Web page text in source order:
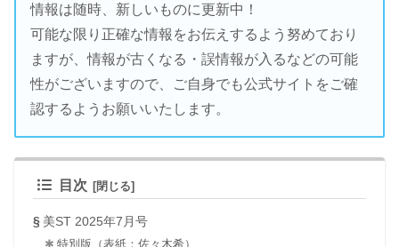
情報は随時、新しいものに更新中！
可能な限り正確な情報をお伝えするよう努めており
ますが、情報が古くなる・誤情報が入るなどの可能
性がございますので、ご自身でも公式サイトをご確
認するようお願いいたします。
目次
美ST 2025年7月号
特別版（表紙：佐々木希）